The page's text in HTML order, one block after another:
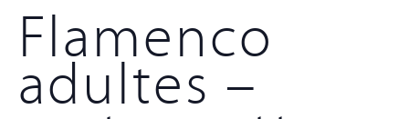
Flamenco
adultes –